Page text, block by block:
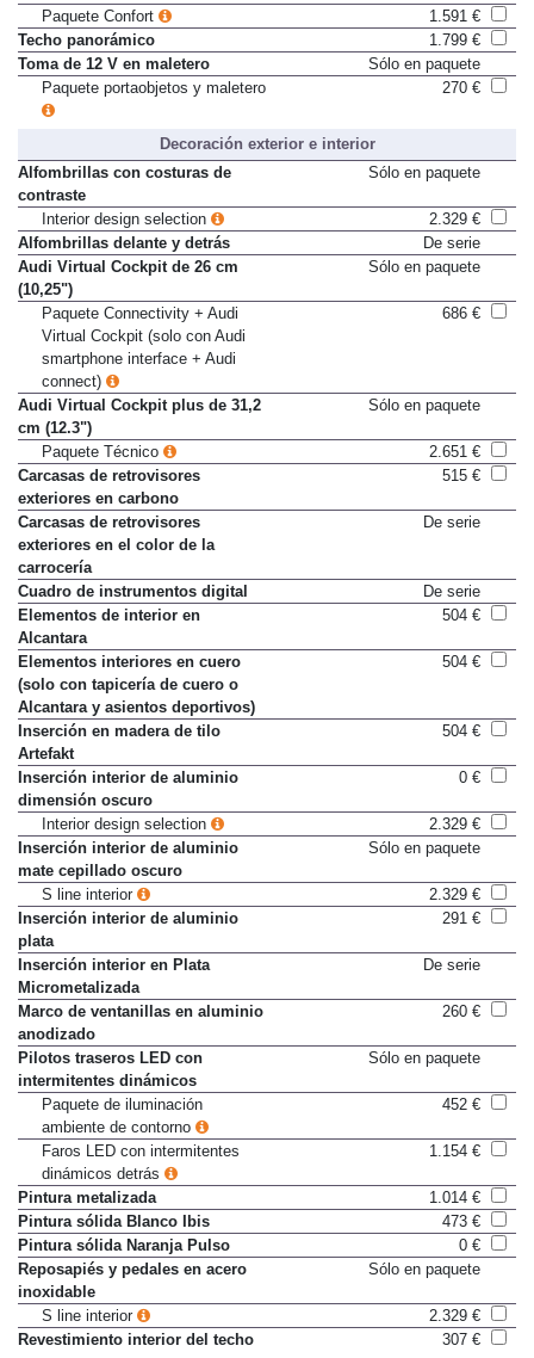
eléctricamente
Paquete Confort
1.591 €
Techo panorámico
1.799 €
Toma de 12 V en maletero
Sólo en paquete
Paquete portaobjetos y maletero
Decoración exterior e interior
Alfombrillas con costuras de
contraste
Interior design selection
2.329 €
Alfombrillas delante y detrás
De serie
Audi Virtual Cockpit de 26 cm
(10,25")
Paquete Connectivity + Audi
Virtual Cockpit (solo con Audi
smartphone interface + Audi
connect)
Audi Virtual Cockpit plus de 31,2
cm (12.3")
Paquete Técnico
2.651 €
Carcasas de retrovisores
exteriores en carbono
Carcasas de retrovisores
exteriores en el color de la
carrocería
Cuadro de instrumentos digital
De serie
Elementos de interior en
Alcantara
Elementos interiores en cuero
(solo con tapicería de cuero o
Alcantara y asientos deportivos)
Inserción en madera de tilo
Artefakt
Inserción interior de aluminio
dimensión oscuro
Interior design selection
2.329 €
Inserción interior de aluminio
mate cepillado oscuro
S line interior
2.329 €
Inserción interior de aluminio
plata
Inserción interior en Plata
Micrometalizada
Marco de ventanillas en aluminio
anodizado
Pilotos traseros LED con
intermitentes dinámicos
Paquete de iluminación
ambiente de contorno
Faros LED con intermitentes
dinámicos detrás
Pintura metalizada
1.014 €
Pintura sólida Blanco Ibis
473 €
Pintura sólida Naranja Pulso
0 €
Reposapiés y pedales en acero
inoxidable
S line interior
2.329 €